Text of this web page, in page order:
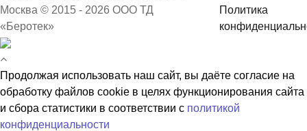
Москва © 2015 - 2026 ООО ТД
«Беротек»
Политика
Продолжая использовать наш сайт, вы даёте согласие на
обработку файлов cookie в целях функционирования сайта
и сбора статистики в соответствии с политикой
конфиденциальности